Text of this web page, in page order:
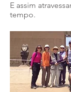
E assim
tempo.